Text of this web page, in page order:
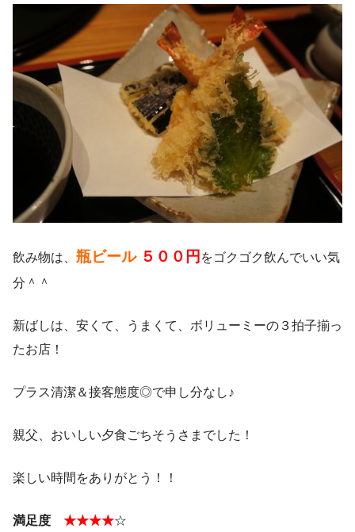
飲み物は、 瓶ビール ５００円 をゴクゴク飲んでいい気
分＾＾
新ばしは、安くて、うまくて、ボリューミーの３拍子揃っ
たお店！
プラス清潔＆接客態度◎で申し分なし♪
親父、おいしい夕食ごちそうさまでした！
楽しい時間をありがとう！！
満足度 ★★★★☆